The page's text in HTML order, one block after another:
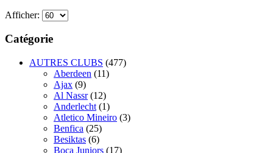
Afficher:
Catégorie
AUTRES CLUBS (477)
Aberdeen (11)
Ajax (9)
Al Nassr (12)
Anderlecht (1)
Atletico Mineiro (3)
Benfica (25)
Besiktas (6)
Boca Juniors (17)